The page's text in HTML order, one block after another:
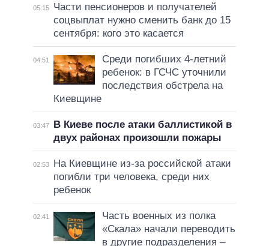
05:15
Части пенсионеров и получателей
соцвыплат нужно сменить банк до 15
сентября: кого это касается
04:51
Среди погибших 4-летний
ребенок: в ГСЧС уточнили
последствия обстрела на
Киевщине
03:47
В Киеве после атаки баллистикой в
двух районах произошли пожары
02:53
На Киевщине из-за российской атаки
погибли три человека, среди них
ребенок
02:41
Часть военных из полка
«Скала» начали переводить
в другие подразделения –